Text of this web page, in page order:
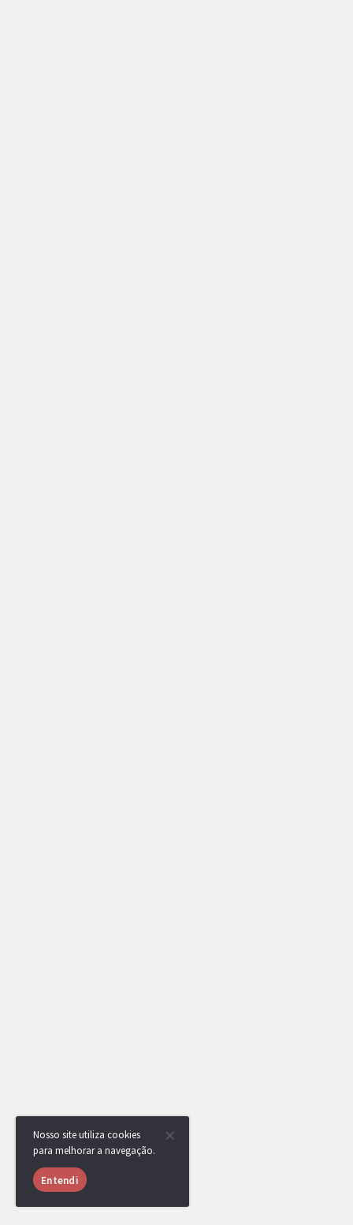
Nosso site utiliza cookies
para melhorar a navegação.
Entendi